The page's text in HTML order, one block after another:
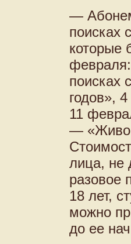
—
поисках
которые
поисках
годов»,
11
—
лица, не
разовое
18 лет,
можно
до ее